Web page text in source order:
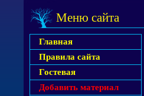
Меню сайта
Главная
Правила сайта
Гостевая
Добавить материал